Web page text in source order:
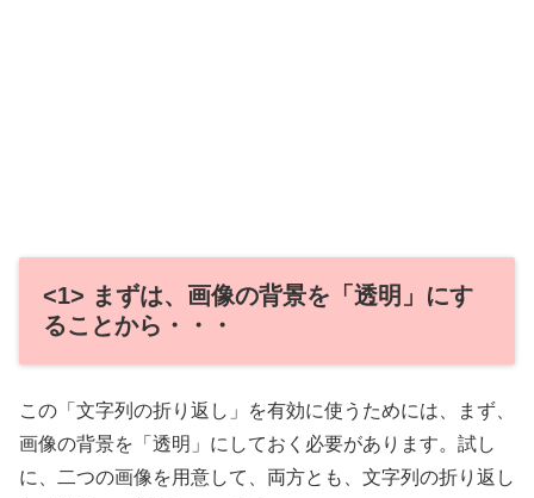
<1> まずは、画像の背景を「透明」にす
ることから・・・
この「文字列の折り返し」を有効に使うためには、まず、
画像の背景を「透明」にしておく必要があります。試し
に、二つの画像を用意して、両方とも、文字列の折り返し